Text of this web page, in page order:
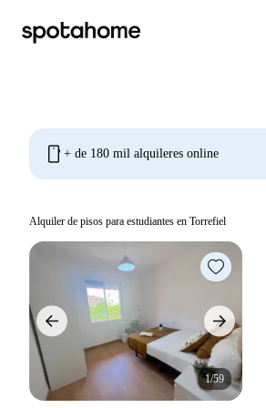
mobile + de 180 mil alquileres online
Alquiler de pisos para estudiantes en Torrefiel
1/59